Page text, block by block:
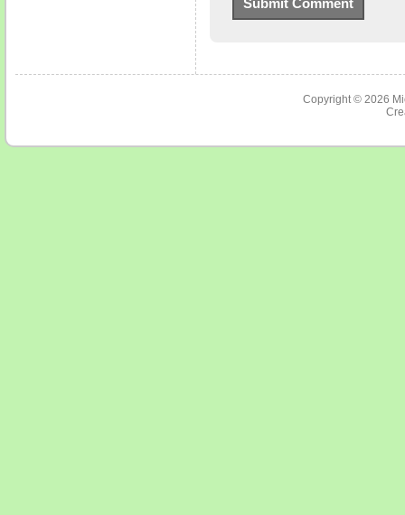
Copyright © 2026